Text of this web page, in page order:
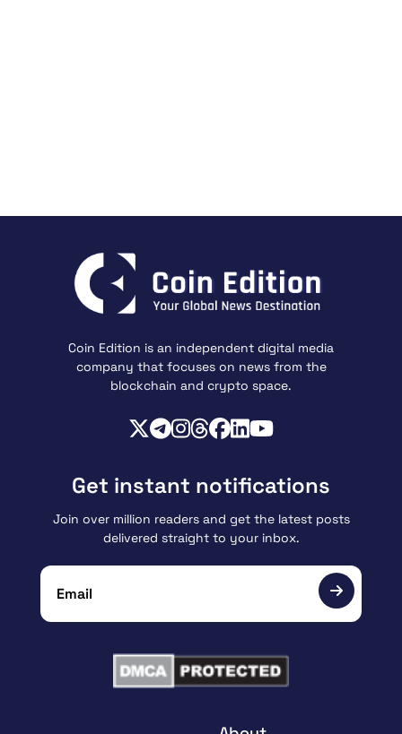
Coin Edition is an independent digital media
company that focuses on news from the
blockchain and crypto space.
Get instant notifications
Join over million readers and get the latest posts
delivered straight to your inbox.